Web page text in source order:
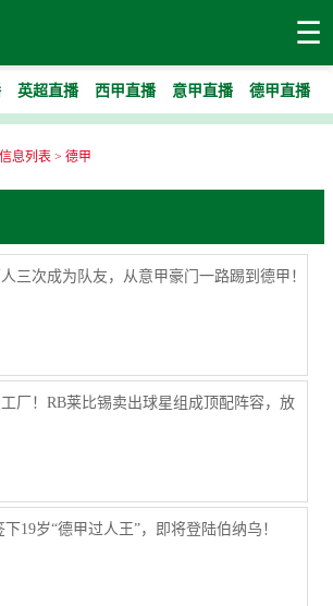
☰
英超直播 西甲直播 意甲直播 德甲直播
息列表 > 德甲
三次成为队友，从意甲豪门一路踢到德甲！
厂！RB莱比锡卖出球星组成顶配阵容，放
19岁“德甲过人王”，即将登陆伯纳乌！